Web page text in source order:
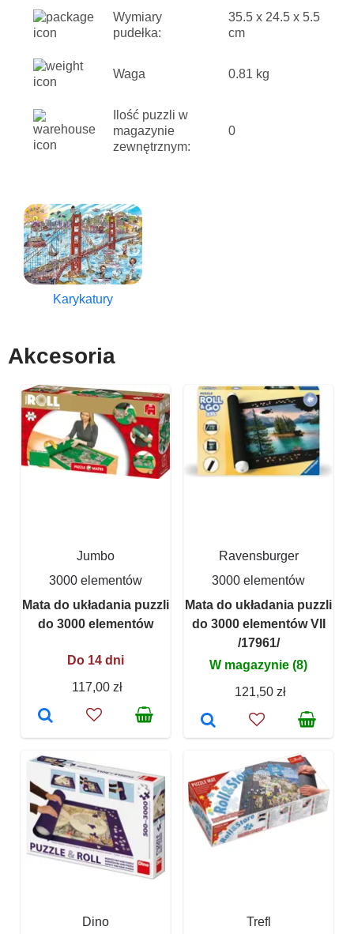
Wymiary
pudełka:
35.5 x 24.5 x 5.5
cm
Waga 0.81 kg
Ilość puzzli w
magazynie
zewnętrznym:
0
Karykatury
Akcesoria
Jumbo
3000 elementów
Mata do układania puzzli
do 3000 elementów
Do 14 dni
117,00 zł
Ravensburger
3000 elementów
Mata do układania puzzli
do 3000 elementów VII
/17961/
W magazynie (8)
121,50 zł
Dino
Trefl